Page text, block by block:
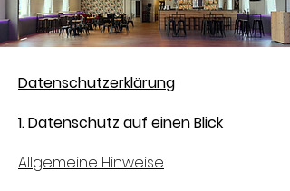
Datenschutzerklärung
1. Datenschutz auf einen Blick
Allgemeine Hinweise